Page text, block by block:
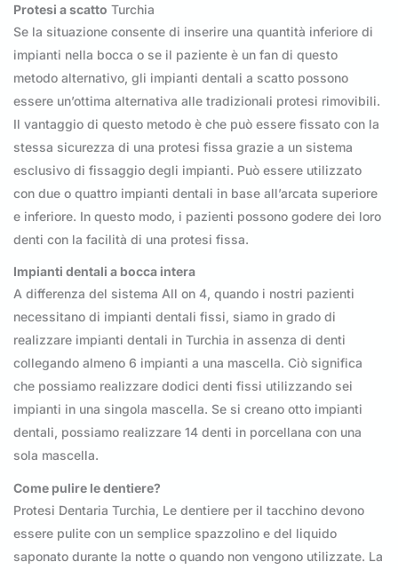
Protesi a scatto Turchia
Se la situazione consente di inserire una quantità inferiore di
impianti nella bocca o se il paziente è un fan di questo
metodo alternativo, gli impianti dentali a scatto possono
essere un’ottima alternativa alle tradizionali protesi rimovibili.
Il vantaggio di questo metodo è che può essere fissato con la
stessa sicurezza di una protesi fissa grazie a un sistema
esclusivo di fissaggio degli impianti. Può essere utilizzato
con due o quattro impianti dentali in base all’arcata superiore
e inferiore. In questo modo, i pazienti possono godere dei loro
denti con la facilità di una protesi fissa.
Impianti dentali a bocca intera
A differenza del sistema All on 4, quando i nostri pazienti
necessitano di impianti dentali fissi, siamo in grado di
realizzare impianti dentali in Turchia in assenza di denti
collegando almeno 6 impianti a una mascella. Ciò significa
che possiamo realizzare dodici denti fissi utilizzando sei
impianti in una singola mascella. Se si creano otto impianti
dentali, possiamo realizzare 14 denti in porcellana con una
sola mascella.
Come pulire le dentiere?
Protesi Dentaria Turchia, Le dentiere per il tacchino devono
essere pulite con un semplice spazzolino e del liquido
saponato durante la notte o quando non vengono utilizzate. La